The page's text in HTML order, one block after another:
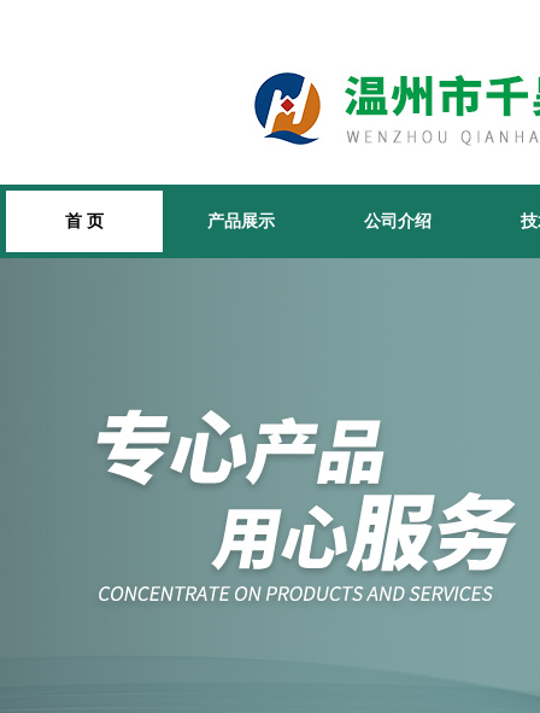
首 页 产品展示 公司介绍